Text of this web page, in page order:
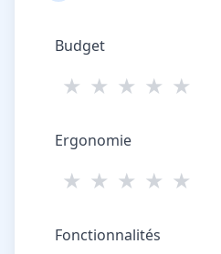
Budget
★ ★ ★ ★ ★
Ergonomie
★ ★ ★ ★ ★
Fonctionnalités